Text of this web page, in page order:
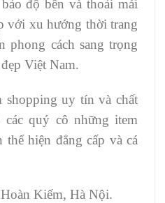
độ bền và thoải mái
với xu hướng thời trang
phong cách sang trọng
Việt Nam.
shopping uy tín và chất
các quý cô những item
thể hiện đẳng cấp và cá
Kiếm, Hà Nội.